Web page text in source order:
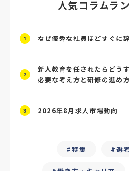
#スクラム採用 #転職イベ
#賃上げ #人
#4P分析 #競合他社
#ChatGPT #タイパ
#フリーランス保護新法
人気コラムラ
1 なぜ優秀な社員ほどすぐに
2
新人教育を任されたらどう
必要な考え方と研修の進め
3 2026年8月求人市場動向
特集 選